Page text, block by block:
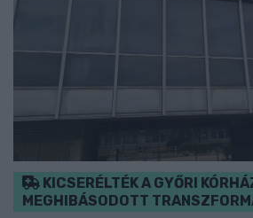
KICSERÉLTÉK A GYŐRI
MEGHIBÁSODOTT